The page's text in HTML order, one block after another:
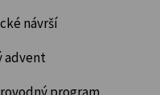
návrší
advent